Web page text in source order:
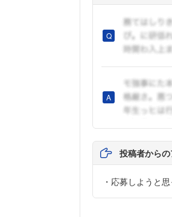
投稿者から
・応募しようと